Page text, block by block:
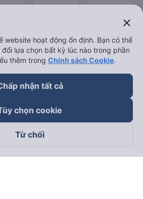
trên
close
website hoạt động ổn định. Bạn có thể
lựa chọn bất kỳ lúc nào trong phần
thêm trong Chính sách Cookie.
nhận tất cả
chọn cookie
Từ chối